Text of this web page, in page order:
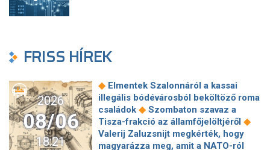
FRISS HÍREK
2026
08/06
18:21
◆ Elmentek Szalonnáról a kassai
illegális bódévárosból beköltöző roma
családok ◆ Szombaton szavaz a
Tisza-frakció az államfőjelöltjéről ◆
Valerij Zaluzsnijt megkérték, hogy
magyarázza meg, amit a NATO-ról